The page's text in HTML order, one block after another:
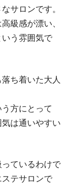
サロンです。
級感が漂い、
う雰囲気で
ち着いた大人
方にとって
は通いやすい
ているわけで
テサロンで